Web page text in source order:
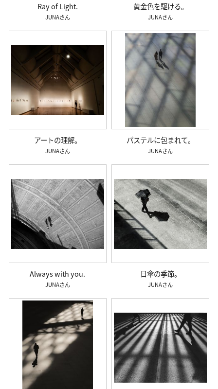
Ray of Light.
JUNA
黄金色を駆ける。
JUNA
アートの理解。
JUNA
パステルに包まれて。
JUNA
Always with you.
JUNA
日傘の季節。
JUNA